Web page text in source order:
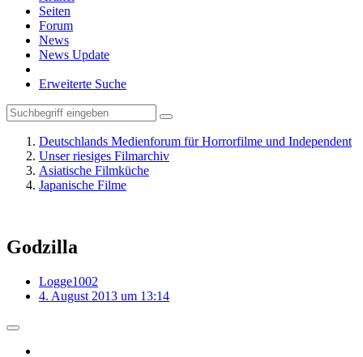
Seiten
Forum
News
News Update
Erweiterte Suche
Deutschlands Medienforum für Horrorfilme und Independent
Unser riesiges Filmarchiv
Asiatische Filmküche
Japanische Filme
Godzilla
Logge1002
4. August 2013 um 13:14